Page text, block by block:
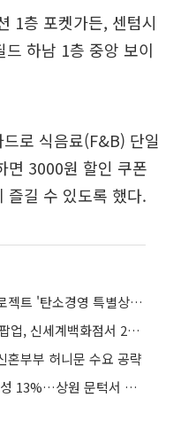
1층 포켓가든, 센텀시
하남 1층 중앙 보이
로 식음료(F&B) 단일
면 3000원 할인 쿠폰
즐길 수 있도록 했다.
신세계백화점, 탄소 정보공개 프로젝트 '탄소경영 특별상' 수상
MZ세대 열광 ‘프로젝트 세카이’ 팝업, 신세계백화점서 220여종 굿즈 공개
혼부부 허니문 수요 공략
美 클래리티 법안 연내 통과 가능성 13%…상원 문턱서 제동